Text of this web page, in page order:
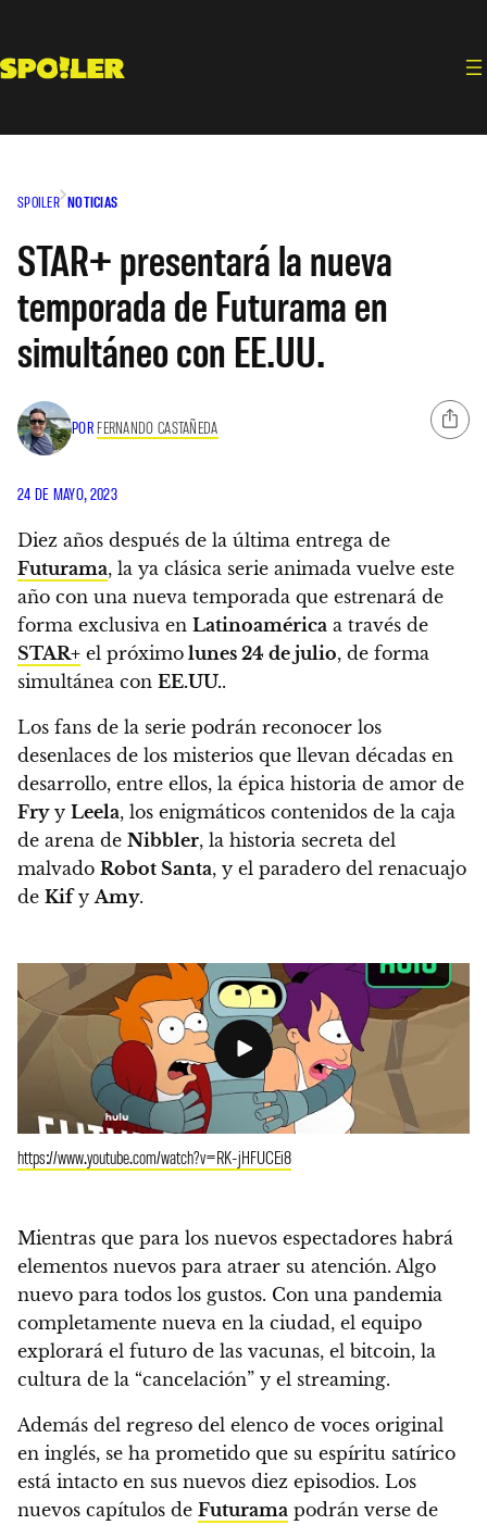
contenido
SPOILER NOTICIAS
STAR+ presentará la nueva
temporada de Futurama en
simultáneo con EE.UU.
POR FERNANDO CASTAÑEDA
24 DE MAYO, 2023
Diez años después de la última entrega de
Futurama, la ya clásica serie animada vuelve este
año con una nueva temporada que estrenará de
forma exclusiva en Latinoamérica a través de
STAR+ el próximo lunes 24 de julio, de forma
simultánea con EE.UU..
Los fans de la serie podrán reconocer los
desenlaces de los misterios que llevan décadas en
desarrollo, entre ellos, la épica historia de amor de
Fryy Leela, los enigmáticos contenidos de la caja
de arena de Nibbler, la historia secreta del
malvado Robot Santa, y el paradero del renacuajo
de KifyAmy.
https://www.youtube.com/watch?v=RK-jHFUCEi8
Mientras que para los nuevos espectadores habrá
elementos nuevos para atraer su atención. Algo
nuevo para todos los gustos. Con una pandemia
completamente nueva en la ciudad, el equipo
explorará el futuro de las vacunas, el bitcoin, la
cultura de la “cancelación” y el streaming.
Además del regreso del elenco de voces original
en inglés, se ha prometido que su espíritu satírico
está intacto en sus nuevos diez episodios. Los
nuevos capítulos de Futurama podrán verse de